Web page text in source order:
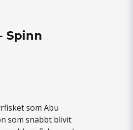
Spinn
som Abu
som snabbt blivit